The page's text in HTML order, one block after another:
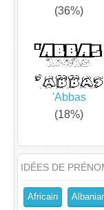
(36%)
'Abbas
(18%)
IDÉES DE
Africain